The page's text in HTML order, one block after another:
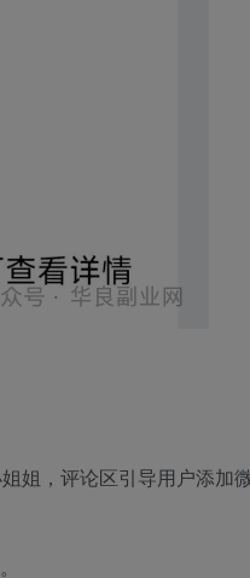
姐，评论区引导用户添加